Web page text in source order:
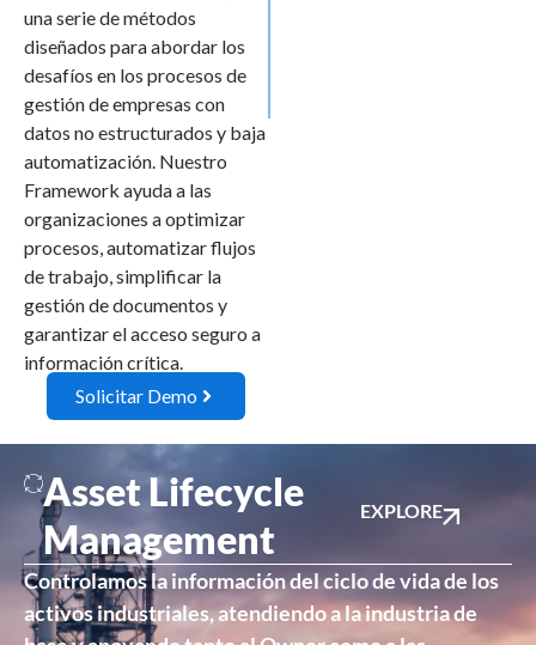
una serie de métodos
diseñados para abordar los
desafíos en los procesos de
gestión de empresas con
datos no estructurados y baja
automatización. Nuestro
Framework ayuda a las
organizaciones a optimizar
procesos, automatizar flujos
de trabajo, simplificar la
gestión de documentos y
garantizar el acceso seguro a
información crítica.
Solicitar Demo
Asset Lifecycle
Management
EXPLORE
Controlamos la información del ciclo de vida de los
activos industriales, atendiendo a la industria de